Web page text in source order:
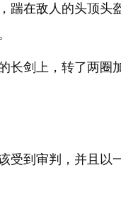
踹在敌人的头顶头
长剑上，转了两圈
受到审判，并且以